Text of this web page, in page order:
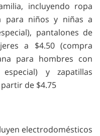
incluyendo ropa
para niños y niñas a
pantalones de
a $4.50 (compra
para hombres con
y zapatillas
de $4.75
electrodomésticos